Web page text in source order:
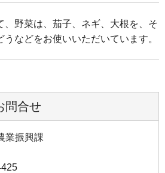
、野菜は、茄子、ネギ、大根を、そ
うなどをお使いいただいています。
問合せ
業振興課